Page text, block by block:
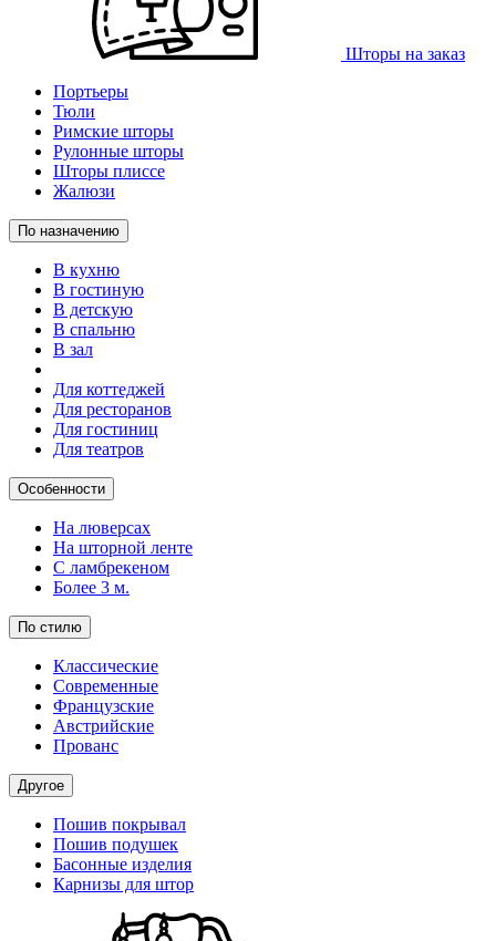
Шторы на заказ
Портьеры
Тюли
Римские шторы
Рулонные шторы
Шторы плиссе
Жалюзи
По назначению
В кухню
В гостиную
В детскую
В спальню
В зал
Для коттеджей
Для ресторанов
Для гостиниц
Для театров
Особенности
На люверсах
На шторной ленте
С ламбрекеном
Более 3 м.
По стилю
Классические
Современные
Французские
Австрийские
Прованс
Другое
Пошив покрывал
Пошив подушек
Басонные изделия
Карнизы для штор